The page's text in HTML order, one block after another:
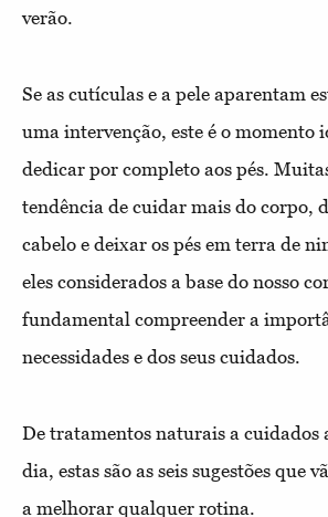
verão.
Se as cutículas e a pele aparentam
uma intervenção, este é o momento
dedicar por completo aos pés.
tendência de cuidar mais do corpo,
cabelo e deixar os pés em terra de
eles considerados a base do nosso
fundamental compreender a
necessidades e dos seus cuidados.
De tratamentos naturais a cuidados
dia, estas são as seis sugestões que
a melhorar qualquer rotina.